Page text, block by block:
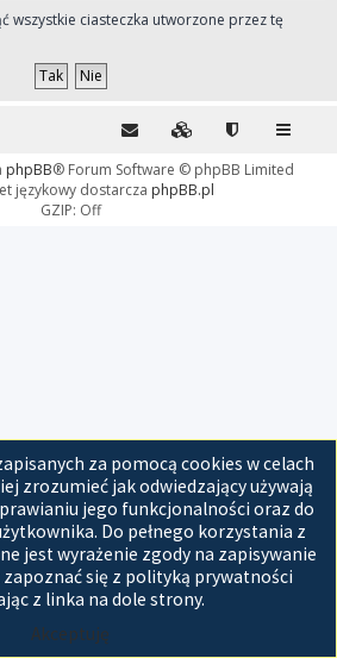
wszystkie ciasteczka utworzone przez tę
za pomocą cookies w celach
zrozumieć jak odwiedzający używają
jego funkcjonalności oraz do
Do pełnego korzystania z
jest wyrażenie zgody na zapisywanie
zapoznać się z polityką prywatności
z linka na dole strony.
Akceptuję
phpBB® Forum Software © phpBB Limited
językowy dostarcza phpBB.pl
GZIP: Off